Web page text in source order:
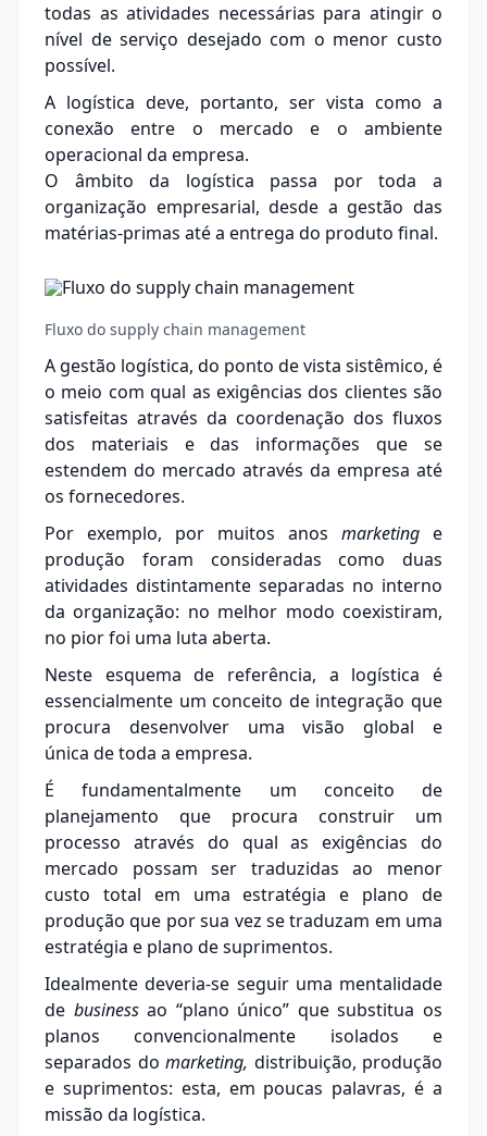
todas as atividades necessárias para atingir o
nível de serviço desejado com o menor custo
possível.
A logística deve, portanto, ser vista como a
conexão entre o mercado e o ambiente
operacional da empresa.
O âmbito da logística passa por toda a
organização empresarial, desde a gestão das
matérias-primas até a entrega do produto final.
Fluxo do supply chain management
A gestão logística, do ponto de vista sistêmico, é
o meio com qual as exigências dos clientes são
satisfeitas através da coordenação dos fluxos
dos materiais e das informações que se
estendem do mercado através da empresa até
os fornecedores.
Por exemplo, por muitos anos marketing e
produção foram consideradas como duas
atividades distintamente separadas no interno
da organização: no melhor modo coexistiram,
no pior foi uma luta aberta.
Neste esquema de referência, a logística é
essencialmente um conceito de integração que
procura desenvolver uma visão global e
única de toda a empresa.
É fundamentalmente um conceito de
planejamento que procura construir um
processo através do qual as exigências do
mercado possam ser traduzidas ao menor
custo total em uma estratégia e plano de
produção que por sua vez se traduzam em uma
estratégia e plano de suprimentos.
Idealmente deveria-se seguir uma mentalidade
de businessao “plano único” que substitua os
planos convencionalmente isolados e
separados do marketing, distribuição, produção
e suprimentos: esta, em poucas palavras, é a
missão da logística.